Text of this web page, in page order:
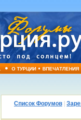
• О ТУРЦИИ•ВПЕЧАТЛЕНИЯ
Список Форумов